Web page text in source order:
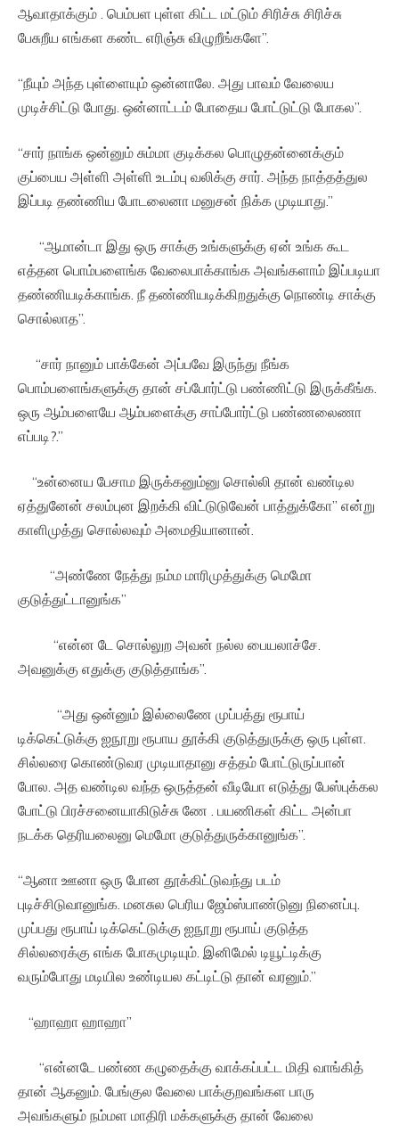
ஆவாதாக்கும் . பெம்பள புள்ள கிட்ட மட்டும் சிரிச்சு சிரிச்சு
பேசுறீய எங்கள கண்ட எரிஞ்சு விழுறீங்களே”.
“நீயும் அந்த புள்ளையும் ஒன்னாலே. அது பாவம் வேலைய
முடிச்சிட்டு போது. ஒன்னாட்டம் போதைய போட்டுட்டு போகல”.
“சார் நாங்க ஒன்னும் சும்மா குடிக்கல பொழுதன்னைக்கும்
குப்பைய அள்ளி அள்ளி உடம்பு வலிக்கு சார். அந்த நாத்தத்துல
இப்படி தண்ணிய போடலைனா மனுசன் நிக்க முடியாது.”
“ஆமான்டா இது ஒரு சாக்கு உங்களுக்கு ஏன் உங்க கூட
எத்தன பொம்பளைங்க வேலைபாக்காங்க அவங்களாம் இப்படியா
தண்ணியடிக்காங்க. நீ தண்ணியடிக்கிறதுக்கு நொண்டி சாக்கு
சொல்லாத”.
“சார் நானும் பாக்கேன் அப்பவே இருந்து நீங்க
பொம்பளைங்களுக்கு தான் சப்போர்ட்டு பண்ணிட்டு இருக்கீங்க.
ஒரு ஆம்பளையே ஆம்பளைக்கு சாப்போர்ட்டு பண்ணலைணா
எப்படி?.”
“உன்னைய பேசாம இருக்கனும்னு சொல்லி தான் வண்டில
ஏத்துனேன் சலம்புன இறக்கி விட்டுடுவேன் பாத்துக்கோ” என்று
காளிமுத்து சொல்லவும் அமைதியானான்.
“அண்ணே நேத்து நம்ம மாரிமுத்துக்கு மெமோ
குடுத்துட்டானுங்க”
“என்ன டே சொல்லுற அவன் நல்ல பையலாச்சே.
அவனுக்கு எதுக்கு குடுத்தாங்க”.
“அது ஒன்னும் இல்லைணே முப்பத்து ரூபாய்
டிக்கெட்டுக்கு ஐநூறு ரூபாய தூக்கி குடுத்துருக்கு ஒரு புள்ள.
சில்லரை கொண்டுவர முடியாதானு சத்தம் போட்டுருப்பான்
போல. அத வண்டில வந்த ஒருத்தன் வீடியோ எடுத்து பேஸ்புக்கல
போட்டு பிரச்சனையாகிடுச்சு ணே . பயணிகள் கிட்ட அன்பா
நடக்க தெரியலைனு மெமோ குடுத்துருக்கானுங்க”.
“ஆனா ஊனா ஒரு போன தூக்கிட்டுவந்து படம்
புடிச்சிடுவானுங்க. மனசுல பெரிய ஜேம்ஸ்பாண்டுனு நினைப்பு.
முப்பது ரூபாய் டிக்கெட்டுக்கு ஐநூறு ரூபாய் குடுத்த
சில்லரைக்கு எங்க போகமுடியும். இனிமேல் டியூட்டிக்கு
வரும்போது மடியில உண்டியல கட்டிட்டு தான் வரனும்.”
“ஹாஹா ஹாஹா”
“என்னடே பண்ண கழுதைக்கு வாக்கப்பட்ட மிதி வாங்கித்
தான் ஆகனும். பேங்குல வேலை பாக்குறவங்கள பாரு
அவங்களும் நம்மள மாதிரி மக்களுக்கு தான் வேலை